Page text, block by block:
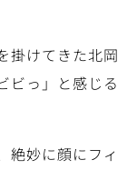
掛けてきた北岡
ビっ」と感じる
絶妙に顔にフィ